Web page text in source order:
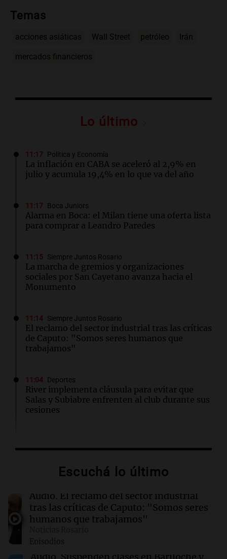
Temas
acciones asiáticas Wall Street petróleo Irán
mercados financieros
Lo último
11:17 Política y Economía
La inflación en CABA se aceleró al 2,9% en
julio y acumula 19,4% en lo que va del año
11:17 Boca Juniors
Alarma en Boca: el Milan tiene una oferta lista
para comprar a Leandro Paredes
11:15 Siempre Juntos Rosario
La marcha de gremios y organizaciones
sociales por San Cayetano avanza hacia el
Monumento
11:14 Siempre Juntos Rosario
El reclamo del sector industrial tras las críticas
de Caputo: "Somos seres humanos que
trabajamos"
11:04 Deportes
River implementa cláusula para evitar que
Salas y Subiabre enfrenten al club durante sus
cesiones
La misteriosa historia de la señora de uñas
10:53 Plataformas
Moria Casán llega a Netflix con una serie que
recorre cinco décadas
10:51 Desayuno de Juntos
Escuchá lo último
Audio. El reclamo del sector industrial
tras las críticas de Caputo: "Somos seres
humanos que trabajamos"
Episodios